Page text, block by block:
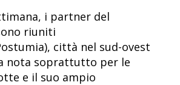
i partner del
riuniti
città nel sud-ovest
nota soprattutto per le
e il suo ampio